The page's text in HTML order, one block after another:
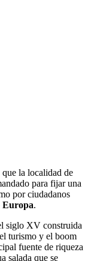
la localidad de
para fijar una
por ciudadanos
Europa.
siglo XV construida
turismo y el boom
fuente de riqueza
salada que se